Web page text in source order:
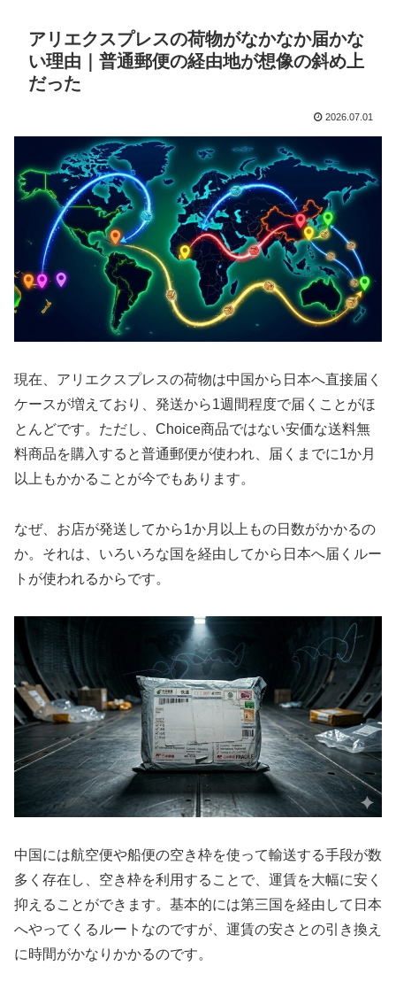
アリエクスプレスの荷物がなかなか届かな
い理由｜普通郵便の経由地が想像の斜め上
だった
2026.07.01
現在、アリエクスプレスの荷物は中国から日本へ直接届く
ケースが増えており、発送から1週間程度で届くことがほ
とんどです。ただし、Choice商品ではない安価な送料無
料商品を購入すると普通郵便が使われ、届くまでに1か月
以上もかかることが今でもあります。
なぜ、お店が発送してから1か月以上もの日数がかかるの
か。それは、いろいろな国を経由してから日本へ届くルー
トが使われるからです。
中国には航空便や船便の空き枠を使って輸送する手段が数
多く存在し、空き枠を利用することで、運賃を大幅に安く
抑えることができます。基本的には第三国を経由して日本
へやってくるルートなのですが、運賃の安さとの引き換え
に時間がかなりかかるのです。